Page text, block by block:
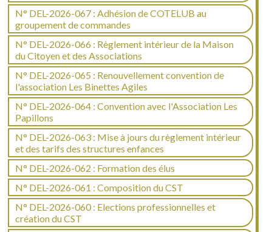
N° DEL-2026-067 : Adhésion de COTELUB au
groupement de commandes
N° DEL-2026-066 : Règlement intérieur de la Maison
du Citoyen et des Associations
N° DEL-2026-065 : Renouvellement convention de
l'association Les Binettes Agiles
N° DEL-2026-064 : Convention avec l'Association Les
Papillons
N° DEL-2026-063 : Mise à jours du règlement intérieur
et des tarifs des structures enfances
N° DEL-2026-062 : Formation des élus
N° DEL-2026-061 : Composition du CST
N° DEL-2026-060 : Elections professionnelles et
création du CST